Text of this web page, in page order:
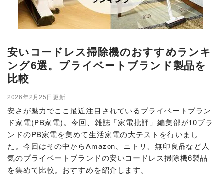
安いコードレス掃除機のおすすめランキ
ング6選。プライベートブランド製品を
比較
2026年2月25日更新
安さが魅力でここ最近注目されているプライベートブラン
ド家電(PB家電)。今回、雑誌「家電批評」編集部が10ブラ
ンドのPB家電を集めて生活家電の大テストを行いまし
た。今回はその中からAmazon、ニトリ、無印良品など人
気のプライベートブランドの安いコードレス掃除機6製品
を集めて比較。おすすめを紹介します。